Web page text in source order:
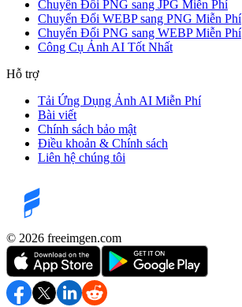
Chuyển Đổi PNG sang JPG Miễn Phí
Chuyển Đổi WEBP sang PNG Miễn Phí
Chuyển Đổi PNG sang WEBP Miễn Phí
Công Cụ Ảnh AI Tốt Nhất
Hỗ trợ
Tải Ứng Dụng Ảnh AI Miễn Phí
Bài viết
Chính sách bảo mật
Điều khoản & Chính sách
Liên hệ chúng tôi
©️ 2026 freeimgen.com